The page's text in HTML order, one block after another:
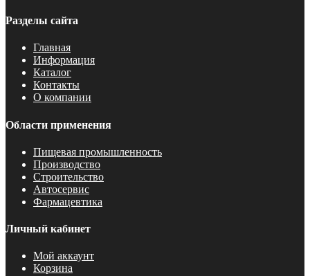
Разделы сайта
Главная
Информация
Каталог
Контакты
О компании
Области применения
Пищевая промышленность
Производство
Строительство
Автосервис
Фармацевтика
Личный кабинет
Мой аккаунт
Корзина